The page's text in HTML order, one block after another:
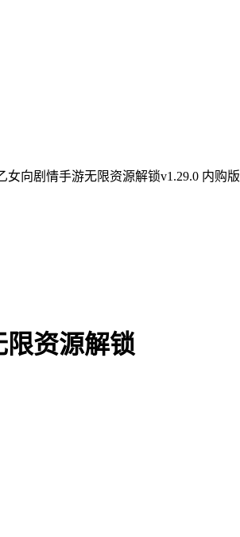
女向剧情手游无限资源解锁v1.29.0 内购版
资源解锁